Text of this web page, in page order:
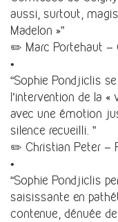
aussi, surtout,
Madelon »”
✏️ Marc Portehaut –
•
“Sophie Pondjiclis
l’intervention de la «
avec une émotion
silence recueilli. ”
✏️ Christian Peter –
•
“Sophie Pondjiclis
saisissante en
contenue, dénuée